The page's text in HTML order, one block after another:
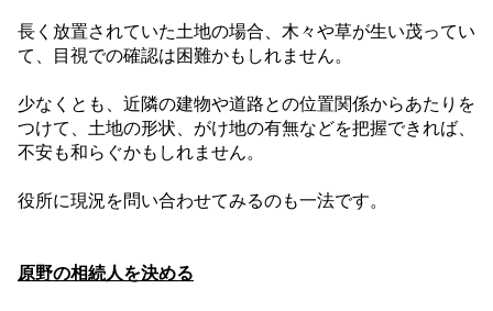
長く放置されていた土地の場合、木々や草が生い茂ってい
て、目視での確認は困難かもしれません。
少なくとも、近隣の建物や道路との位置関係からあたりを
つけて、土地の形状、がけ地の有無などを把握できれば、
不安も和らぐかもしれません。
役所に現況を問い合わせてみるのも一法です。
原野の相続人を決める